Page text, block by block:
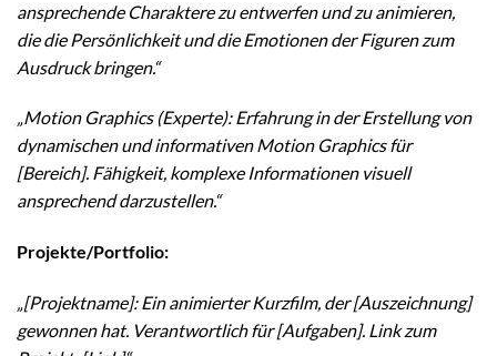
ansprechende Charaktere zu entwerfen und zu animieren,
die die Persönlichkeit und die Emotionen der Figuren zum
Ausdruck bringen.“
„Motion Graphics (Experte): Erfahrung in der Erstellung von
dynamischen und informativen Motion Graphics für
[Bereich]. Fähigkeit, komplexe Informationen visuell
ansprechend darzustellen.“
Projekte/Portfolio:
„[Projektname]: Ein animierter Kurzfilm, der [Auszeichnung]
gewonnen hat. Verantwortlich für [Aufgaben]. Link zum